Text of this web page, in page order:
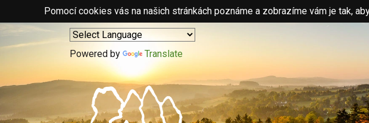
Pomocí cookies vás na našich stránkách poznáme a zobrazíme vám je tak,
Powered by Translate